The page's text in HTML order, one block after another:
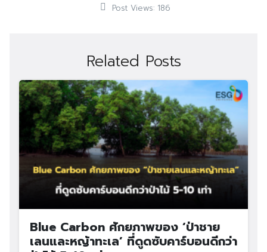
Post Views: 186
Related Posts
Blue Carbon ศักยภาพของ ‘ป่าชาย
เลนและหญ้าทะเล’ ที่ดูดซับคาร์บอนดีกว่า